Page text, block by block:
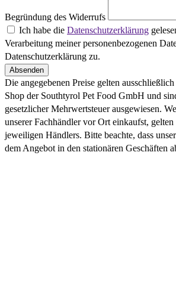
Begründung des Widerrufs
Ich habe die Datenschutzerklärung
Verarbeitung meiner personenbezogenen
Datenschutzerklärung zu.
Absenden
Die angegebenen Preise gelten
Shop der Southtyrol Pet Food GmbH und
gesetzlicher Mehrwertsteuer ausgewiesen.
unserer Fachhändler vor Ort einkaufst,
jeweiligen Händlers. Bitte beachte, dass
dem Angebot in den stationären Geschäften